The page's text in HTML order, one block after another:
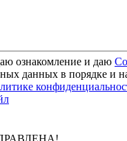
ознакомление и даю
данных в порядке и